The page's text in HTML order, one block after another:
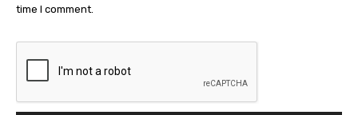
time I comment.